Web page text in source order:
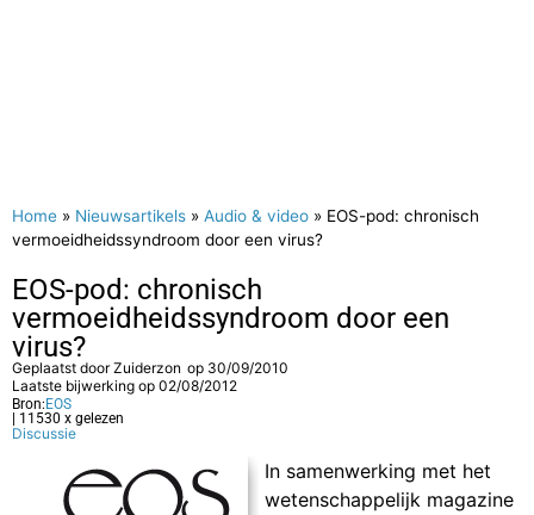
Home » Nieuwsartikels » Audio & video » EOS-pod: chronisch
vermoeidheidssyndroom door een virus?
EOS-pod: chronisch
vermoeidheidssyndroom door een
virus?
Geplaatst doorZuiderzon op 30/09/2010
Laatste bijwerking op 02/08/2012
Bron: EOS
| 11530 x gelezen
Discussie
In samenwerking met het
wetenschappelijk magazine